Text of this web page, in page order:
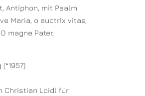
Antiphon, mit Psalm
Maria, o auctrix vitae,
magne Pater,
(*1957)
Christian Loidl für